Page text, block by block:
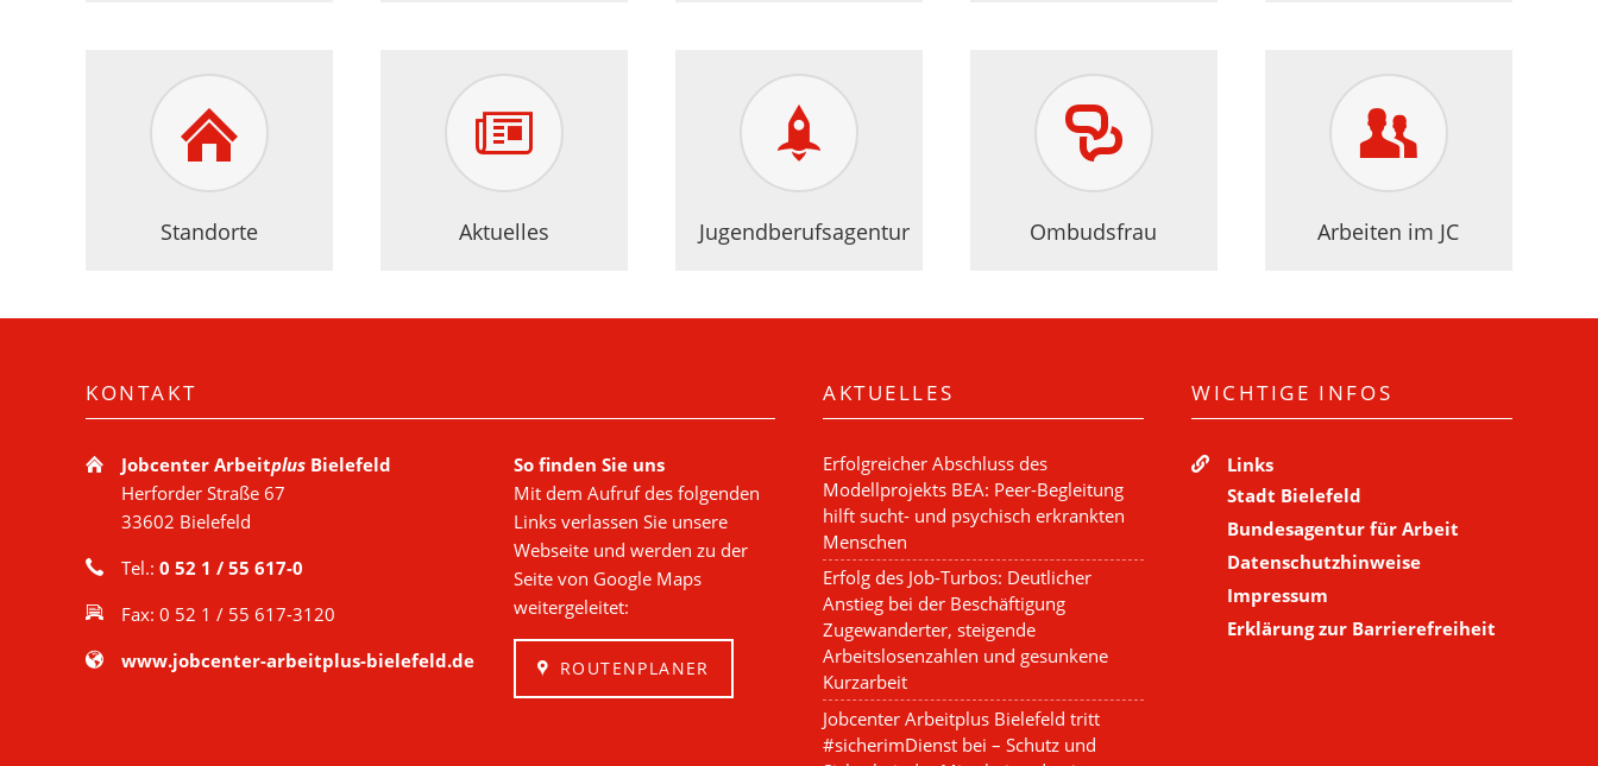
Standorte Aktuelles Jugendberufsagentur Ombudsfrau Arbeiten im JC
KONTAKT
Jobcenter Arbeitplus Bielefeld
Herforder Straße 67
33602 Bielefeld
Tel.: 0 52 1 / 55 617-0
Fax: 0 52 1 / 55 617-3120
www.jobcenter-arbeitplus-bielefeld.de
So finden Sie uns
Mit dem Aufruf des folgenden
Links verlassen Sie unsere
Webseite und werden zu der
Seite von Google Maps
weitergeleitet:
ROUTENPLANER
AKTUELLES
Erfolgreicher Abschluss des
Modellprojekts BEA: Peer-Begleitung
hilft sucht- und psychisch erkrankten
Menschen
Erfolg des Job-Turbos: Deutlicher
Anstieg bei der Beschäftigung
Zugewanderter, steigende
Arbeitslosenzahlen und gesunkene
Kurzarbeit
Jobcenter Arbeitplus Bielefeld tritt
#sicherimDienst bei – Schutz und
WICHTIGE INFOS
Links
Stadt Bielefeld
Bundesagentur für Arbeit
Datenschutzhinweise
Impressum
Erklärung zur Barrierefreiheit